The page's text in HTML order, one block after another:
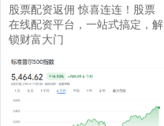
股票配资返佣 惊喜连连！股票
在线配资平台，一站式搞定，解
锁财富大门